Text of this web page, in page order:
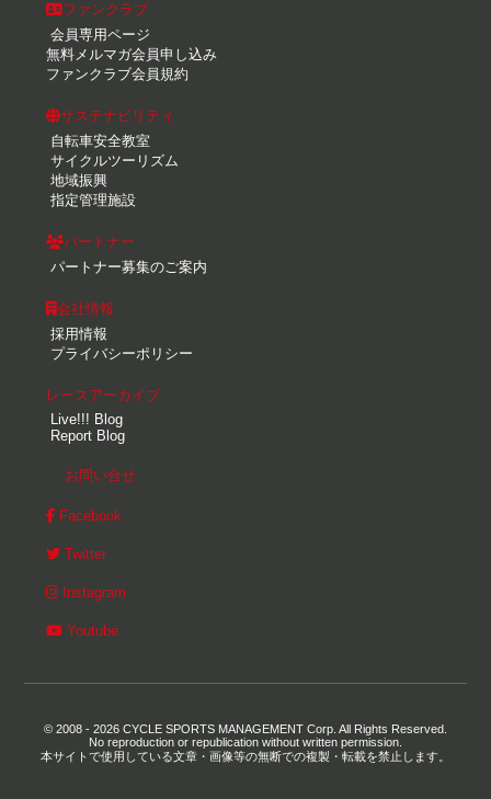
ファンクラブ
会員専用ページ
無料メルマガ会員申し込み
ファンクラブ会員規約
サステナビリティ
自転車安全教室
サイクルツーリズム
地域振興
指定管理施設
パートナー
パートナー募集のご案内
会社情報
採用情報
プライバシーポリシー
レースアーカイブ
Live!!! Blog
Report Blog
お問い合せ
Facebook
Twitter
Instagram
Youtube
© 2008 - 2026 CYCLE SPORTS MANAGEMENT Corp. All Rights Reserved.
No reproduction or republication without written permission.
本サイトで使用している文章・画像等の無断での複製・転載を禁止します。